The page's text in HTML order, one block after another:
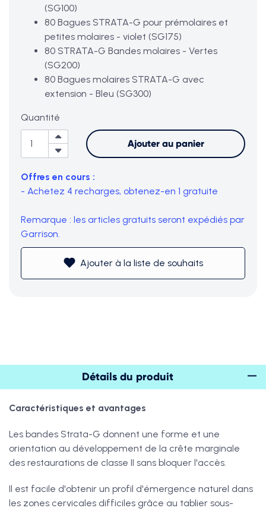
(SG100)
80 Bagues STRATA-G pour prémolaires et
petites molaires - violet (SG175)
80 STRATA-G Bandes molaires - Vertes
(SG200)
80 Bagues molaires STRATA-G avec
extension - Bleu (SG300)
Quantité
Ajouter au panier
Offres en cours :
- Achetez 4 recharges, obtenez-en 1 gratuite
Remarque : les articles gratuits seront expédiés par
Garrison.
Ajouter à la liste de souhaits
Sous-total (0 article) $0
Voir le panier
Détails du produit
Caractéristiques et avantages
Les bandes Strata-G donnent une forme et une
orientation au développement de la crête marginale
des restaurations de classe II sans bloquer l'accès.
Il est facile d'obtenir un profil d'émergence naturel dans
les zones cervicales difficiles grâce au tablier sous-